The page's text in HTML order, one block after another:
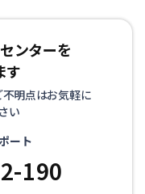
ンターを
す
明点はお気軽に
い
ート
190